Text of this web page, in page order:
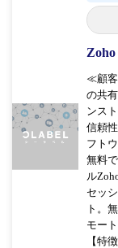
Zoho
≪顧客
の共
ンス
信頼
フト
無料
ル
セッ
ト。
モー
【特徴